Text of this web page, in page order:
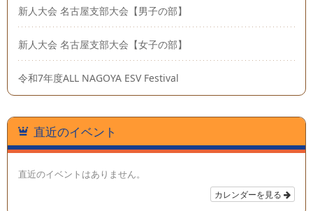
新人大会 名古屋支部大会【男子の部】
新人大会 名古屋支部大会【女子の部】
令和7年度ALL NAGOYA ESV Festival
直近のイベント
直近のイベントはありません。
カレンダーを見る